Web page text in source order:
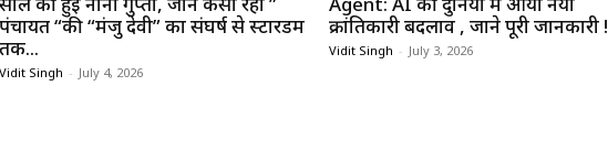
पंचायत “की “मंजु देवी” का संघर्ष से स्टारडम
तक...
Vidit Singh - July 4, 2026
क्रांतिकारी बदलाव , जाने पूरी जानकारी !
Vidit Singh - July 3, 2026